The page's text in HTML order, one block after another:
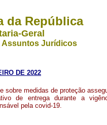
da República
Geral
Assuntos Jurídicos
DE 2022
sobre medidas de proteção
de entrega durante a
pela covid-19.